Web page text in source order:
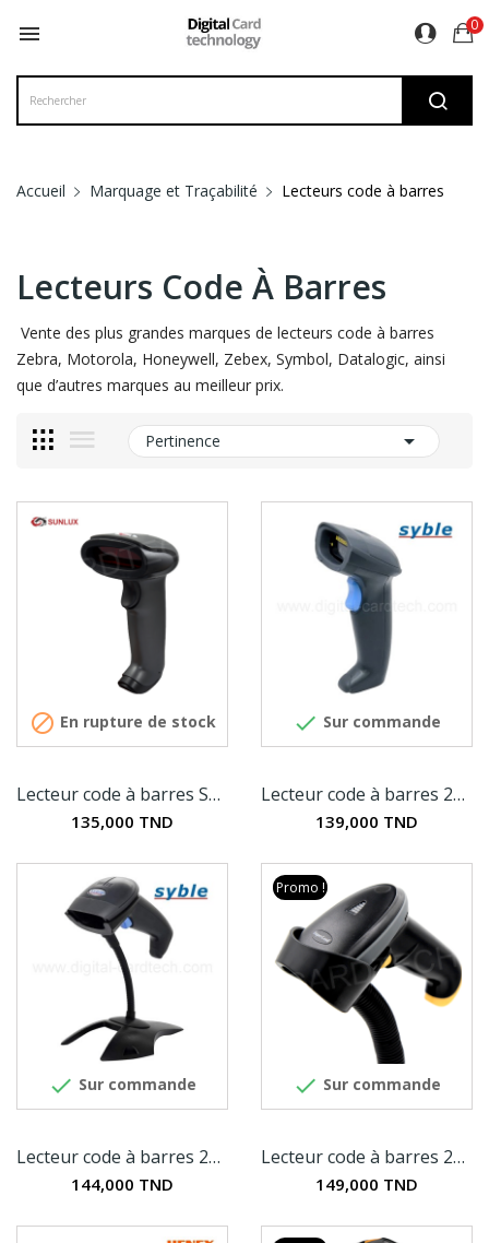
 0
Accueil Marquage et Traçabilité Lecteurs code à barres
Lecteurs Code À Barres
Vente des plus grandes marques de lecteurs code à barres
Zebra, Motorola, Honeywell, Zebex, Symbol, Datalogic, ainsi
que d’autres marques au meilleur prix.
Pertinence 
 En rupture de stock
Lecteur code à barres SUNLUX XL-6500
135,000 TND
 Sur commande
Lecteur code à barres 2D Syble XB-6255M
139,000 TND
 Sur commande
Lecteur code à barres 2D Syble XB-6255M+
144,000 TND
 Sur commande
Promo !
Lecteur code à barres 2D SuperLead 2200
149,000 TND